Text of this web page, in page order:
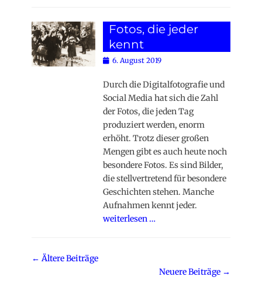
Fotos, die jeder
kennt
Posted
6. August 2019
Durch die Digitalfotografie und
Social Media hat sich die Zahl
der Fotos, die jeden Tag
produziert werden, enorm
erhöht. Trotz dieser großen
Mengen gibt es auch heute noch
besondere Fotos. Es sind Bilder,
die stellvertretend für besondere
Geschichten stehen. Manche
Aufnahmen kennt jeder.
weiterlesen …
Beitragsnavigation
← Ältere Beiträge
Neuere Beiträge →